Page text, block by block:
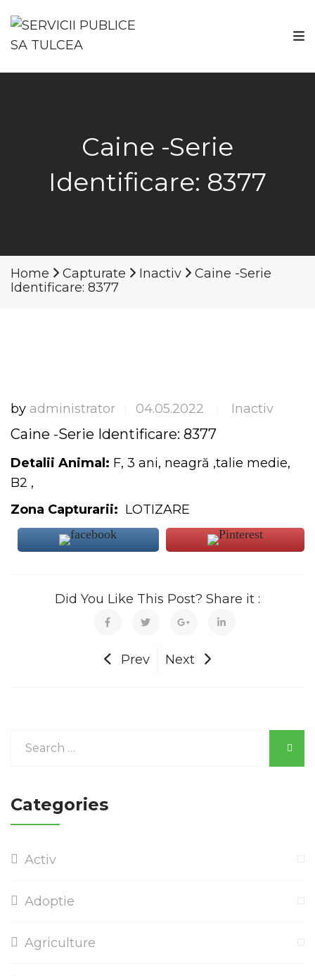
Caine -Serie
Identificare: 8377
Home Capturate Inactiv
Caine -Serie
Identificare: 8377
by administrator 04.05.2022 Inactiv
Caine -Serie Identificare: 8377
Detalii Animal: F, 3 ani, neagră ,talie medie,
B2 ,
Zona Capturarii: LOTIZARE
Did You Like This Post? Share it :
Prev Next
Categories
Activ
Adoptie
Agriculture